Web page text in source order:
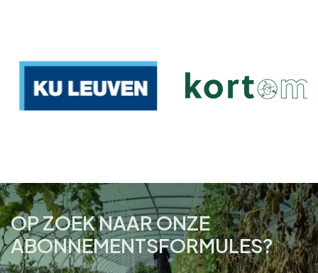
OP ZOEK NAAR ONZE
ABONNEMENTSFORMULES?